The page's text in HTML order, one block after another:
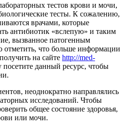
тестов крови и мочи,
тесты. К сожалению,
врачами, которые
антибиотик «вслепую» и таким
вызванное патогенным
что больше информации
на сайте http://med-
посетите данный ресурс, чтобы
неоднократно направлялись
исследований. Чтобы
общее состояние здоровья,
или мочи.